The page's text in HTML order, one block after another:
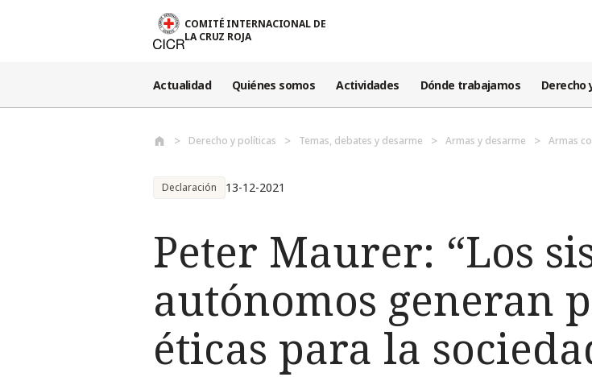
COMITÉ INTERNACIONAL DE
LA CRUZ ROJA
Actualidad Quiénes somos Actividades Dónde trabajamos Derecho
Derecho y políticas Temas, debates y desarme Armas y desarme Armas
Declaración 13-12-2021
Peter Maurer: “Los
autónomos generan
éticas para la